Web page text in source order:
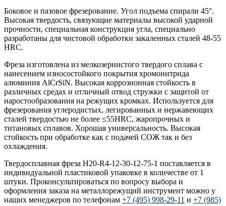
Боковое и пазовое фрезерование. Угол подъема спирали 45°.
Высокая твердость, связующие материалы высокой ударной
прочности, специальная конструкция угла, специально
разработаны для чистовой обработки закаленных сталей 48-55
HRC.
Фреза изготовлена из мелкозернистого твердого сплава с
нанесением износостойкого покрытия хромонитрида
алюминия AlCrSiN. Высокая коррозионная стойкость в
различных средах и отличный отвод стружки с защитой от
наростообразования на режущих кромках. Используется для
фрезерования углеродистых, легированных и нержавеющих
сталей твердостью не более ≤55HRC, жаропрочных и
титановых сплавов. Хорошая универсальность. Высокая
стойкость при обработке как с подачей СОЖ так и без
охлаждения.
Твердосплавная фреза H20-R4-12-30-12-75-1 поставляется в
индивидуальной пластиковой упаковке в количестве от 1
штуки. Проконсультироваться по вопросу выбора и
оформления заказа на металлорежущий инструмент можно у
наших менеджеров по телефонам +7 (495) 998-29-11 и +7 (985)